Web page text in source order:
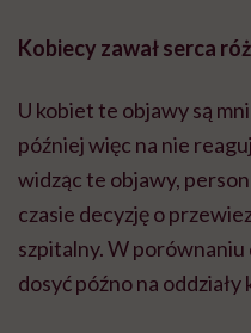
Kobiecy zawał serca
U kobiet te objawy są
później więc na nie
widząc te objawy,
czasie decyzję o
szpitalny. W
dosyć późno na